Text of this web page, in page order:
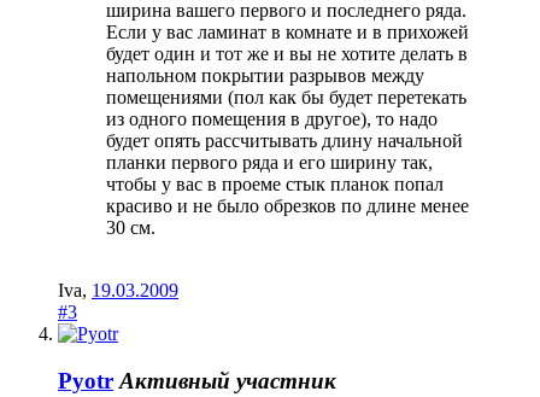
ширина вашего первого и последнего ряда.
Если у вас ламинат в комнате и в прихожей
будет один и тот же и вы не хотите делать в
напольном покрытии разрывов между
помещениями (пол как бы будет перетекать
из одного помещения в другое), то надо
будет опять рассчитывать длину начальной
планки первого ряда и его ширину так,
чтобы у вас в проеме стык планок попал
красиво и не было обрезков по длине менее
30 см.
Iva, 19.03.2009
#3
Pyotr Активный участник